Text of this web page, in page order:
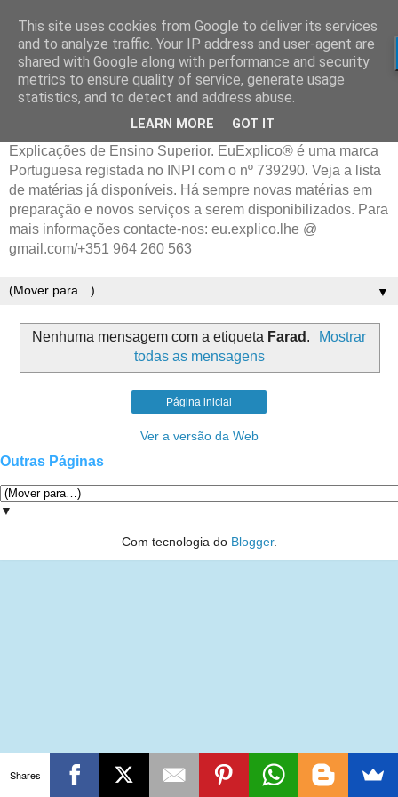
Explicações de Ensino Superior. EuExplico® é uma marca
Portuguesa registada no INPI com o nº 739290. Veja a lista
de matérias já disponíveis. Há sempre novas matérias em
preparação e novos serviços a serem disponibilizados. Para
mais informações contacte-nos: eu.explico.lhe @
gmail.com/+351 964 260 563
▼
Nenhuma mensagem com a etiqueta Farad .
Mostrar
todas as mensagens
Página inicial
Ver a versão da Web
Outras Páginas
▼
Com tecnologia do Blogger.
This site uses cookies from Google to deliver its services
and to analyze traffic. Your IP address and user-agent are
shared with Google along with performance and security
metrics to ensure quality of service, generate usage
statistics, and to detect and address abuse.
LEARN MORE GOT IT
Shares